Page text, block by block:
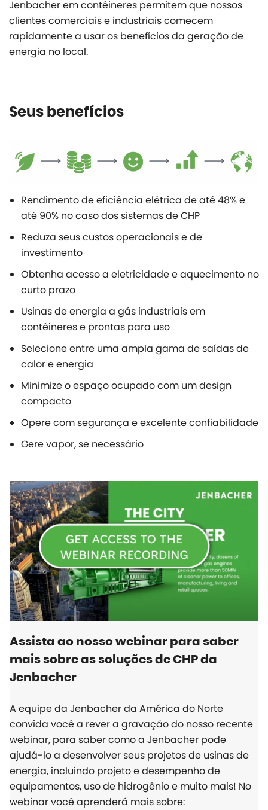
Jenbacher em contêineres permitem que nossos
clientes comerciais e industriais comecem
rapidamente a usar os benefícios da geração de
energia no local.
Seus benefícios
Rendimento de eficiência elétrica de até 48% e
até 90% no caso dos sistemas de CHP
Reduza seus custos operacionais e de
investimento
Obtenha acesso a eletricidade e aquecimento no
curto prazo
Usinas de energia a gás industriais em
contêineres e prontas para uso
Selecione entre uma ampla gama de saídas de
calor e energia
Minimize o espaço ocupado com um design
compacto
Opere com segurança e excelente confiabilidade
Gere vapor, se necessário
Assista ao nosso webinar para saber
mais sobre as soluções de CHP da
Jenbacher
A equipe da Jenbacher da América do Norte
convida você a rever a gravação do nosso recente
webinar, para saber como a Jenbacher pode
ajudá-lo a desenvolver seus projetos de usinas de
energia, incluindo projeto e desempenho de
equipamentos, uso de hidrogênio e muito mais! No
webinar você aprenderá mais sobre: